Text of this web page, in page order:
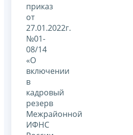
приказ
от
27.01.2022г.
№01-
08/14
«О
включении
в
кадровый
резерв
Межрайонной
ИФНС